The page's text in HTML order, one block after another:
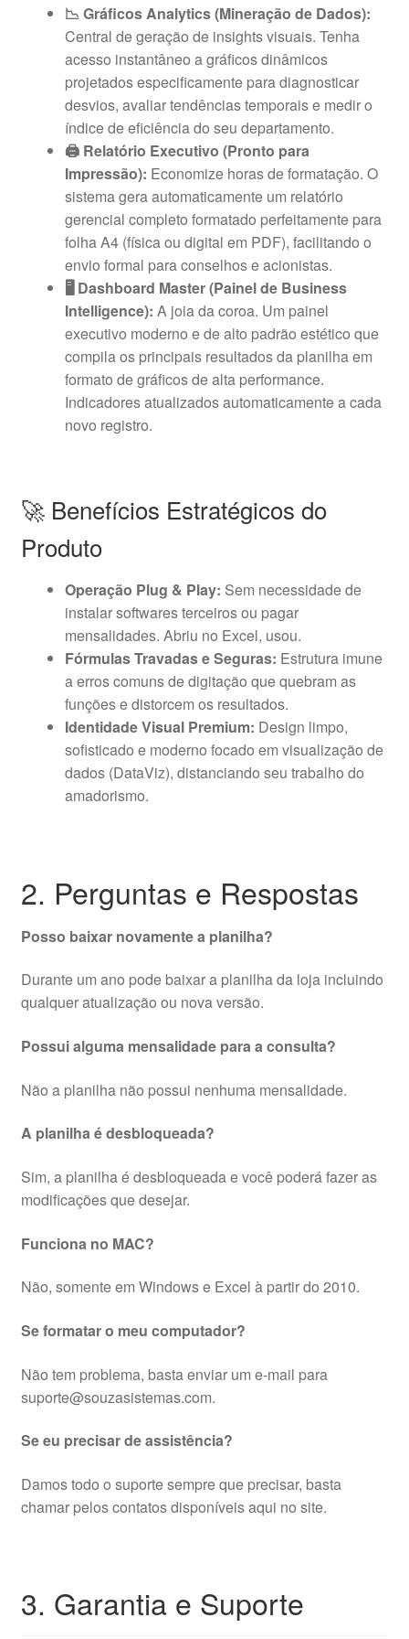
📉 Gráficos Analytics (Mineração de Dados):
Central de geração de insights visuais. Tenha
acesso instantâneo a gráficos dinâmicos
projetados especificamente para diagnosticar
desvios, avaliar tendências temporais e medir o
índice de eficiência do seu departamento.
🖨️ Relatório Executivo (Pronto para
Impressão): Economize horas de formatação. O
sistema gera automaticamente um relatório
gerencial completo formatado perfeitamente para
folha A4 (física ou digital em PDF), facilitando o
envio formal para conselhos e acionistas.
🖥️ Dashboard Master (Painel de Business
Intelligence): A joia da coroa. Um painel
executivo moderno e de alto padrão estético que
compila os principais resultados da planilha em
formato de gráficos de alta performance.
Indicadores atualizados automaticamente a cada
novo registro.
🚀 Benefícios Estratégicos do
Produto
Operação Plug & Play: Sem necessidade de
instalar softwares terceiros ou pagar
mensalidades. Abriu no Excel, usou.
Fórmulas Travadas e Seguras: Estrutura imune
a erros comuns de digitação que quebram as
funções e distorcem os resultados.
Identidade Visual Premium: Design limpo,
sofisticado e moderno focado em visualização de
dados (DataViz), distanciando seu trabalho do
amadorismo.
2. Perguntas e Respostas
Posso baixar novamente a planilha?
Durante um ano pode baixar a planilha da loja incluindo
qualquer atualização ou nova versão.
Possui alguma mensalidade para a consulta?
Não a planilha não possui nenhuma mensalidade.
A planilha é desbloqueada?
Sim, a planilha é desbloqueada e você poderá fazer as
modificações que desejar.
Funciona no MAC?
Não, somente em Windows e Excel à partir do 2010.
Se formatar o meu computador?
Não tem problema, basta enviar um e-mail para
suporte@souzasistemas.com.
Se eu precisar de assistência?
Damos todo o suporte sempre que precisar, basta
chamar pelos contatos disponíveis aqui no site.
3. Garantia e Suporte